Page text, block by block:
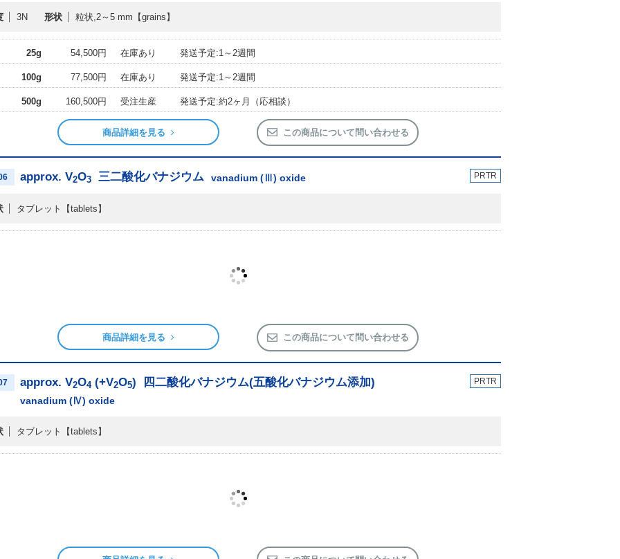
3N 形状 粒状,2～5 mm 【grains】
25g 54,500円 在庫あり 発送予定:1～2週間
100g 77,500円 在庫あり 発送予定:1～2週間
500g 160,500円 受注生産 発送予定:約2ヶ月（応相談）
商品詳細を見る この商品について問い合わせる
approx. V2O3 三二酸化バナジウム vanadium (Ⅲ) oxide PRTR
タブレット 【tablets】
商品詳細を見る この商品について問い合わせる
approx. V2O4 (+V2O5) 四二酸化バナジウム(五酸化バナジウム添加)
vanadium (Ⅳ) oxide
PRTR
タブレット 【tablets】